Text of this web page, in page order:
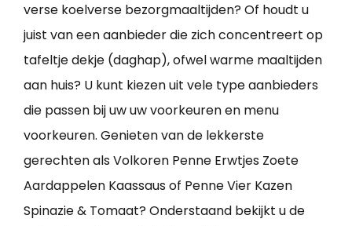
verse koelverse bezorgmaaltijden? Of houdt u
juist van een aanbieder die zich concentreert op
tafeltje dekje (daghap), ofwel warme maaltijden
aan huis? U kunt kiezen uit vele type aanbieders
die passen bij uw uw voorkeuren en menu
voorkeuren. Genieten van de lekkerste
gerechten als Volkoren Penne Erwtjes Zoete
Aardappelen Kaassaus of Penne Vier Kazen
Spinazie & Tomaat? Onderstaand bekijkt u de